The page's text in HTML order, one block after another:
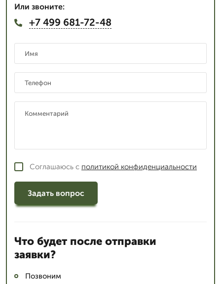
Или звоните:
+7 499 681-72-48
Соглашаюсь с политикой конфиденциальности
Задать вопрос
Что будет после отправки
заявки?
Позвоним